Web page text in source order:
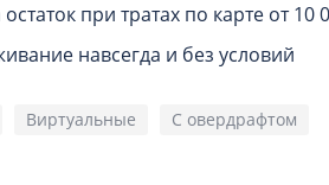
при тратах по карте от 10
навсегда и без условий
Виртуальные С овердрафтом